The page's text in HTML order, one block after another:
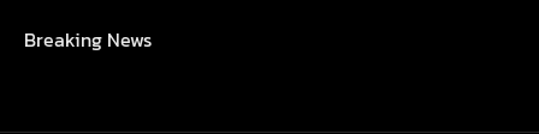
Breaking News